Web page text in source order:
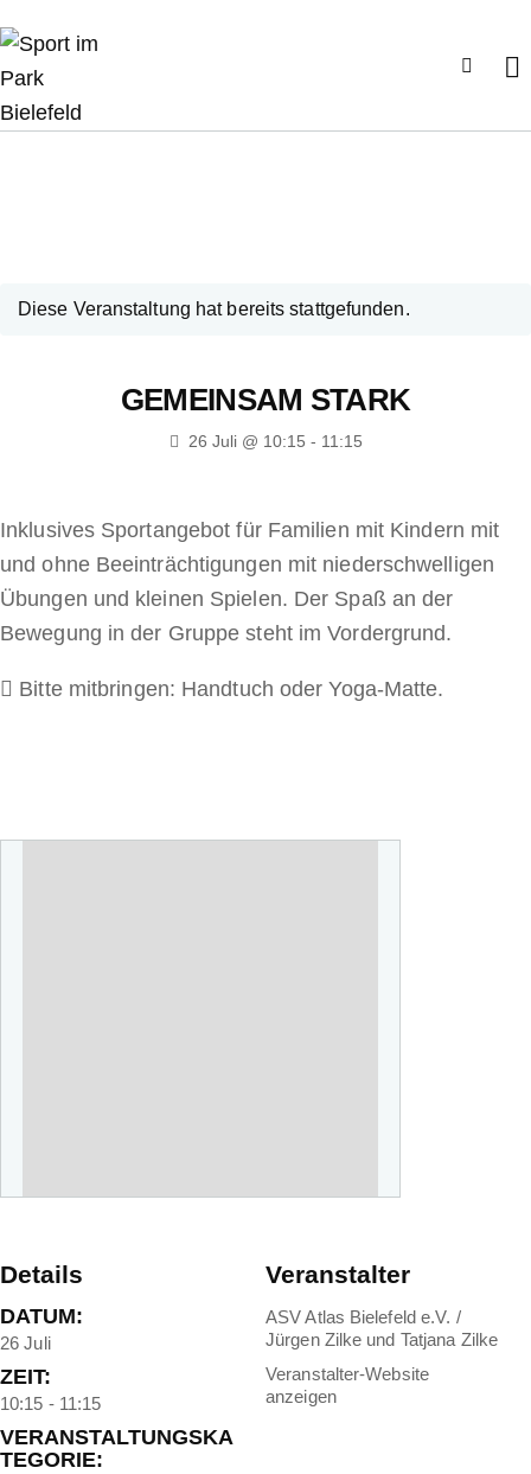
Diese Veranstaltung hat bereits stattgefunden.
GEMEINSAM STARK
26 Juli @ 10:15 - 11:15
Inklusives Sportangebot für Familien mit Kindern mit
und ohne Beeinträchtigungen mit niederschwelligen
Übungen und kleinen Spielen. Der Spaß an der
Bewegung in der Gruppe steht im Vordergrund.
Bitte mitbringen: Handtuch oder Yoga-Matte.
Details
DATUM:
26 Juli
ZEIT:
10:15 - 11:15
VERANSTALTUNGSKA
TEGORIE:
Veranstalter
ASV Atlas Bielefeld e.V. /
Jürgen Zilke und Tatjana Zilke
Veranstalter-Website
anzeigen